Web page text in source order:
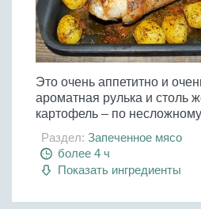
Это очень аппетитно и
ароматная рулька и столь
картофель – по
Раздел: Запеченное мясо
более 4 ч
Показать ингредиенты